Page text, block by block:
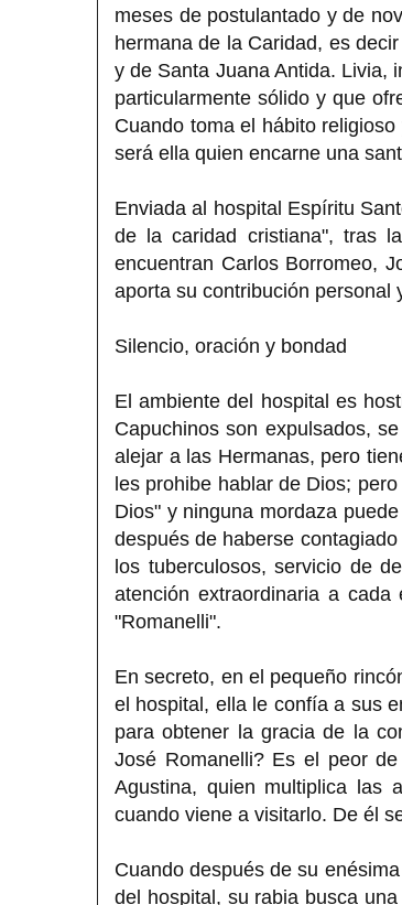
meses de postulantado y de
hermana de la Caridad, es
y de Santa Juana Antida. Livia,
particularmente sólido y que
Cuando toma el hábito
será ella quien encarne una
Enviada al hospital Espíritu
de la caridad cristiana", tras
encuentran Carlos Borromeo,
aporta su contribución personal
Silencio, oración y bondad
El ambiente del hospital es
Capuchinos son expulsados,
alejar a las Hermanas, pero
les prohibe hablar de Dios;
Dios" y ninguna mordaza
después de haberse
los tuberculosos, servicio de
atención extraordinaria a
"Romanelli".
En secreto, en el pequeño
el hospital, ella le confía a sus
para obtener la gracia de la
José Romanelli? Es el peor
Agustina, quien multiplica las
cuando viene a visitarlo. De él
Cuando después de su
del hospital, su rabia busca